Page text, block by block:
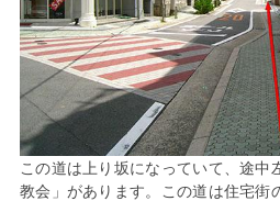
この道は上り坂になっていて、途中
教会」があります。この道は住宅街